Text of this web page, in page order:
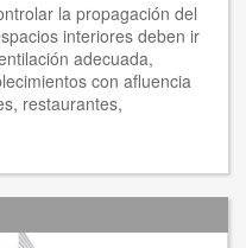
la propagación del
interiores deben ir
adecuada,
con afluencia
restaurantes,